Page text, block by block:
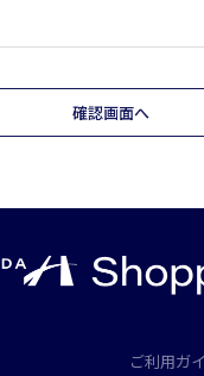
ご利用ガ